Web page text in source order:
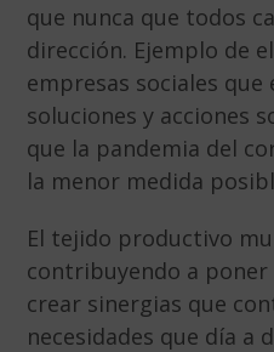
que nunca que todos
dirección. Ejemplo de
empresas sociales
soluciones y acciones
que la pandemia del
la menor medida
El tejido productivo
contribuyendo a
crear sinergias que
necesidades que día a